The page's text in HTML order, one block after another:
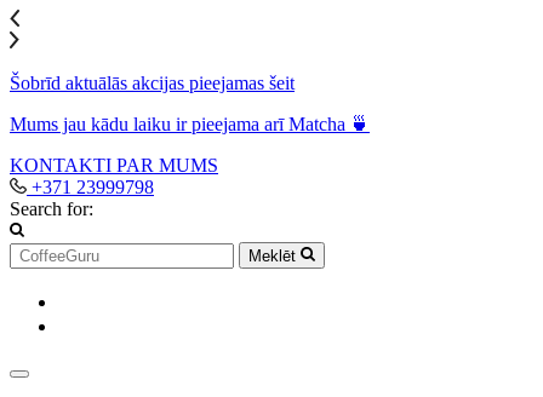
Šobrīd aktuālās akcijas pieejamas šeit
Mums jau kādu laiku ir pieejama arī Matcha 🍵
KONTAKTI PAR MUMS
+371 23999798
Search for:
Meklēt